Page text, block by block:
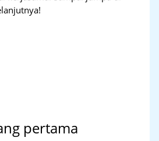
pertama